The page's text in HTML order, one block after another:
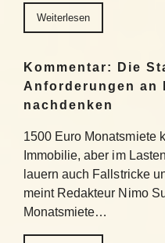
Weiterlesen
Kommentar: Die
Anforderungen an
nachdenken
1500 Euro Monatsmiete
Immobilie, aber im
lauern auch Fallstricke
meint Redakteur Nimo
Monatsmiete…